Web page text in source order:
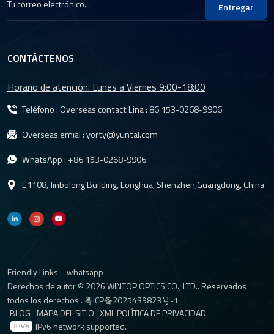
Entregar
CONTÁCTENOS
Horario de atención: Lunes a Viernes 9:00-18:00
Teléfono : Overseas contact Lina : 86 153-0268-9906
Overseas emial :yorty@yuntal.com
WhatsApp : +86 153-0268-9906
E1108, Jinbolong Building, Longhua, Shenzhen,Guangdong, China
Friendly Links : whatsapp
Derechos de autor © 2026 WINTOP OPTICS CO., LTD.. Reservados
todos los derechos .粤ICP备2025439823号-1
BLOG MAPA DEL SITIO XMLPOLÍTICA DE PRIVACIDAD
IPv6 network supported.